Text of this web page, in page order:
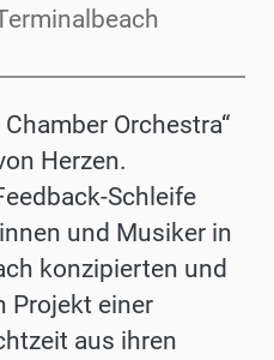
Orchestra“
Herzen.
Schleife
und Musiker in
konzipierten und
Projekt einer
aus ihren